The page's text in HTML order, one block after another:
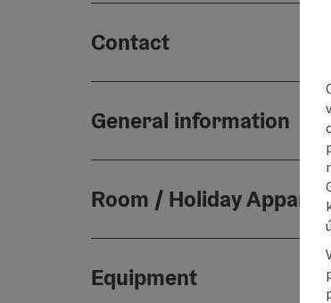
Contact
General information
Room / Holiday
Equipment